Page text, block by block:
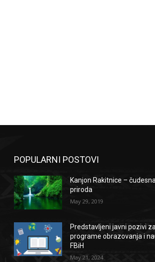
POPULARNI POSTOVI
Kanjon Rakitnice – čudesna
priroda
May 29, 2019
Predstavljeni javni pozivi za
programe obrazovanja i
FBiH
May 21, 2024